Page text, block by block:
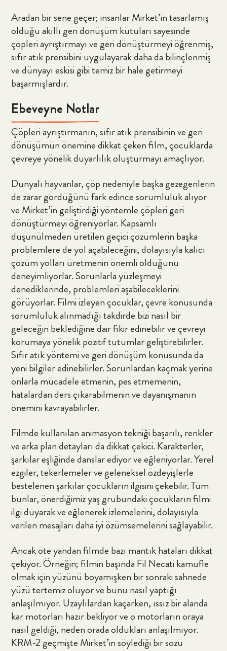
Aradan bir sene geçer; insanlar Mirket’in tasarlamış
olduğu akıllı geri dönüşüm kutuları sayesinde
çöpleri ayrıştırmayı ve geri dönüştürmeyi öğrenmiş,
sıfır atık prensibini uygulayarak daha da bilinçlenmiş
ve dünyayı eskisi gibi temiz bir hale getirmeyi
başarmışlardır.
Ebeveyne Notlar
Çöpleri ayrıştırmanın, sıfır atık prensibinin ve geri
dönüşümün önemine dikkat çeken film, çocuklarda
çevreye yönelik duyarlılık oluşturmayı amaçlıyor.
Dünyalı hayvanlar, çöp nedeniyle başka gezegenlerin
de zarar gördüğünü fark edince sorumluluk alıyor
ve Mirket’in geliştirdiği yöntemle çöpleri geri
dönüştürmeyi öğreniyorlar. Kapsamlı
düşünülmeden üretilen geçici çözümlerin başka
problemlere de yol açabileceğini, dolayısıyla kalıcı
çözüm yolları üretmenin önemli olduğunu
deneyimliyorlar. Sorunlarla yüzleşmeyi
denediklerinde, problemleri aşabileceklerini
görüyorlar. Filmi izleyen çocuklar, çevre konusunda
sorumluluk alınmadığı takdirde bizi nasıl bir
geleceğin beklediğine dair fikir edinebilir ve çevreyi
korumaya yönelik pozitif tutumlar geliştirebilirler.
Sıfır atık yöntemi ve geri dönüşüm konusunda da
yeni bilgiler edinebilirler. Sorunlardan kaçmak yerine
onlarla mücadele etmenin, pes etmemenin,
hatalardan ders çıkarabilmenin ve dayanışmanın
önemini kavrayabilirler.
Filmde kullanılan animasyon tekniği başarılı, renkler
ve arka plan detayları da dikkat çekici. Karakterler,
şarkılar eşliğinde danslar ediyor ve eğleniyorlar. Yerel
ezgiler, tekerlemeler ve geleneksel özdeyişlerle
bestelenen şarkılar çocukların ilgisini çekebilir. Tüm
bunlar, önerdiğimiz yaş grubundaki çocukların filmi
ilgi duyarak ve eğlenerek izlemelerini, dolayısıyla
verilen mesajları daha iyi özümsemelerini sağlayabilir.
Ancak öte yandan filmde bazı mantık hataları dikkat
çekiyor. Örneğin; filmin başında Fil Necati kamufle
olmak için yüzünü boyamışken bir sonraki sahnede
yüzü tertemiz oluyor ve bunu nasıl yaptığı
anlaşılmıyor. Uzaylılardan kaçarken, ıssız bir alanda
kar motorları hazır bekliyor ve o motorların oraya
nasıl geldiği, neden orada oldukları anlaşılmıyor.
KRM-2 geçmişte Mirket’in söylediği bir sözü